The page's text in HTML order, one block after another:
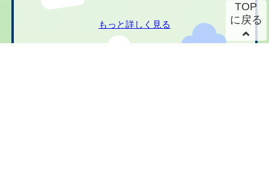
もっと詳しく見る
TOP
に戻る